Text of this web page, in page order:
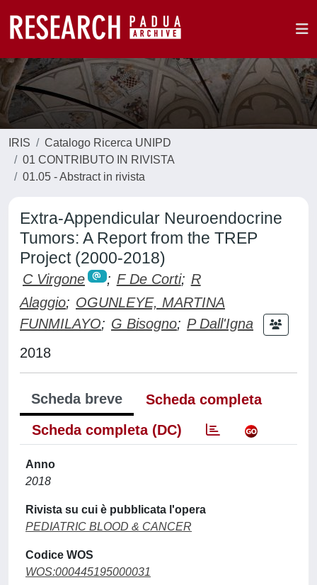
IRIS
Catalogo Ricerca UNIPD
01 CONTRIBUTO IN RIVISTA
01.05 - Abstract in rivista
Extra-Appendicular Neuroendocrine
Tumors: A Report from the TREP
Project (2000-2018)
C Virgone ; F De Corti; R
Alaggio; OGUNLEYE, MARTINA
FUNMILAYO; G Bisogno; P Dall'Igna
2018
Scheda breve
Scheda completa
Scheda completa (DC)
Anno
2018
Rivista su cui è pubblicata l'opera
PEDIATRIC BLOOD & CANCER
Codice WOS
WOS:000445195000031